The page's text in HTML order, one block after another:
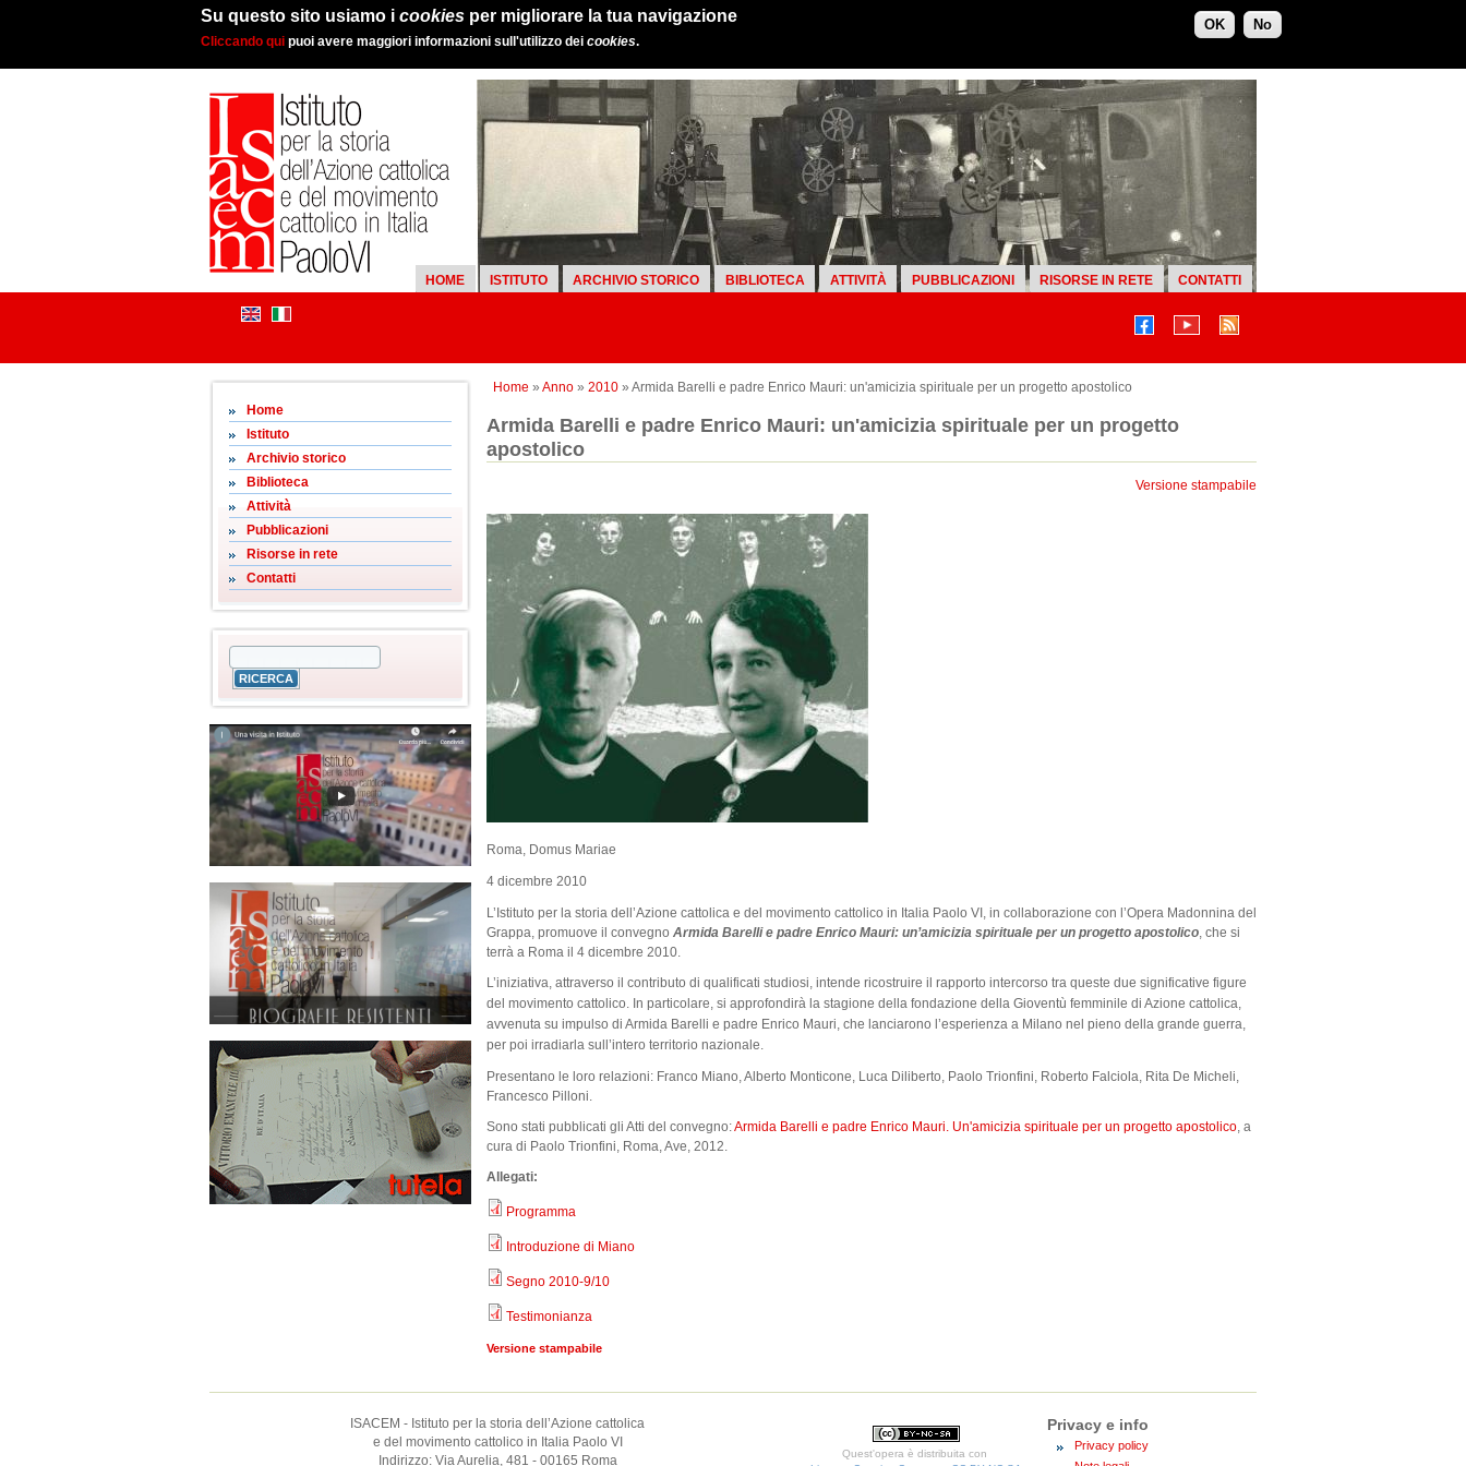
Su questo sito usiamo i cookies per migliorare la tua navigazione
Cliccando qui puoi avere maggiori informazioni sull'utilizzo dei cookies.
OK No
HOME ISTITUTO ARCHIVIO STORICO BIBLIOTECA ATTIVITÀ PUBBLICAZIONI RISORSE IN RETE CONTATTI
Home » Anno» 2010» Armida Barelli e padre Enrico Mauri: un'amicizia spirituale per un progetto apostolico
Home
Istituto
Archivio storico
Biblioteca
Attività
Pubblicazioni
Risorse in rete
Contatti
Armida Barelli e padre Enrico Mauri: un'amicizia spirituale per un progetto
apostolico
Versione stampabile
Roma, Domus Mariae
4 dicembre 2010
L’Istituto per la storia dell’Azione cattolica e del movimento cattolico in Italia Paolo VI, in collaborazione con l’Opera Madonnina del
Grappa, promuove il convegno Armida Barelli e padre Enrico Mauri: un’amicizia spirituale per un progetto apostolico, che si
terrà a Roma il 4 dicembre 2010.
L’iniziativa, attraverso il contributo di qualificati studiosi, intende ricostruire il rapporto intercorso tra queste due significative figure
del movimento cattolico. In particolare, si approfondirà la stagione della fondazione della Gioventù femminile di Azione cattolica,
avvenuta su impulso di Armida Barelli e padre Enrico Mauri, che lanciarono l’esperienza a Milano nel pieno della grande guerra,
per poi irradiarla sull’intero territorio nazionale.
Presentano le loro relazioni: Franco Miano, Alberto Monticone, Luca Diliberto, Paolo Trionfini, Roberto Falciola, Rita De Micheli,
Francesco Pilloni.
Sono stati pubblicati gli Atti del convegno:Armida Barelli e padre Enrico Mauri. Un'amicizia spirituale per un progetto apostolico, a
cura di Paolo Trionfini, Roma, Ave, 2012.
Allegati:
Programma
Introduzione di Miano
Segno 2010-9/10
Testimonianza
Versione stampabile
ISACEM - Istituto per la storia dell’Azione cattolica
e del movimento cattolico in Italia Paolo VI
Indirizzo: Via Aurelia, 481 - 00165 Roma
Quest'opera è distribuita con
Privacy e info
Privacy policy